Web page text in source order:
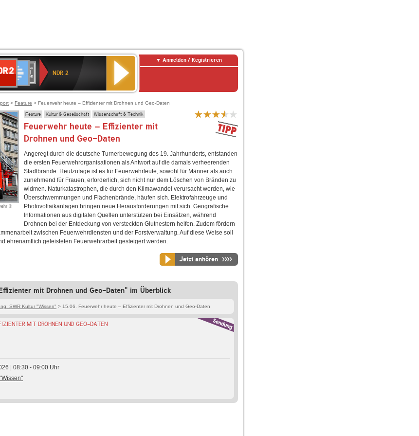
Deutschlandfunk
80er
90er
OLDIE
ANTENNE
NDR 2
Anmelden / Registrieren
> Feature > Feuerwehr heute – Effizienter mit Drohnen und Geo-Daten
©
Feature Kultur & Gesellschaft Wissenschaft & Technik
Feuerwehr heute – Effizienter mit
Drohnen und Geo-Daten
Angeregt durch die deutsche Turnerbewegung des 19. Jahrhunderts, entstanden
die ersten Feuerwehrorganisationen als Antwort auf die damals verheerenden
Stadtbrände. Heutzutage ist es für Feuerwehrleute, sowohl für Männer als auch
zunehmend für Frauen, erforderlich, sich nicht nur dem Löschen von Bränden zu
widmen. Naturkatastrophen, die durch den Klimawandel verursacht werden, wie
Überschwemmungen und Flächenbrände, häufen sich. Elektrofahrzeuge und
Photovoltaikanlagen bringen neue Herausforderungen mit sich. Geografische
Informationen aus digitalen Quellen unterstützen bei Einsätzen, während
Drohnen bei der Entdeckung von versteckten Glutnestern helfen. Zudem fördern
zwischen Feuerwehrdiensten und der Forstverwaltung. Auf diese Weise soll
ehrenamtlich geleisteten Feuerwehrarbeit gesteigert werden.
Jetzt anhören
mit Drohnen und Geo-Daten" im Überblick
SWR Kultur "Wissen" > 15.06. Feuerwehr heute – Effizienter mit Drohnen und Geo-Daten
MIT DROHNEN UND GEO-DATEN
| 08:30 - 09:00 Uhr